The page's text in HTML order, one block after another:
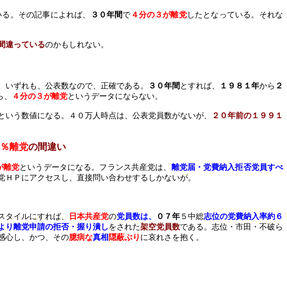
。その記事によれば、 ３０年間で４分の３が離党したとなっている。それな
違っているのかもしれない。
いずれも、公表数なので、正確である。 ３０年間 とすれば、 １９８１年から ２
４分の３が離党というデータにならない。
いう数値になる。４０万人時点は、公表党員数がないが、
２０年前の１９９１
離党の間違い
離党というデータになる。フランス共産党は、 離党届・党費納入拒否党員すべ
ＨＰにアクセスし、直接問い合わせするしかないが。
イルにすれば、 日本共産党の党員数は、 ０７年 ５中総志位の党費納入率約６
り離党申請の拒否・握り潰し をされた架空党員数である。志位・市田・不破ら
心し、かつ、その臆病な真相 隠蔽ぶり に哀れさを抱く。